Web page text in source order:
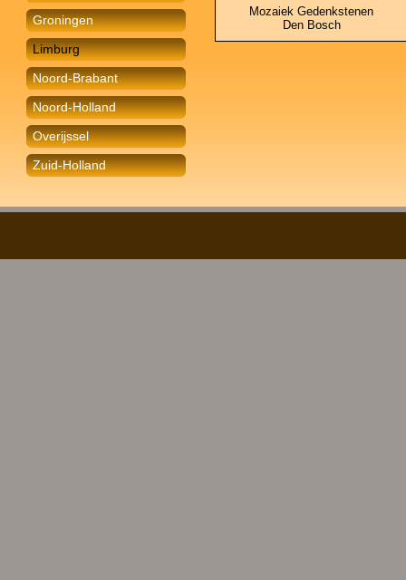
Groningen
Limburg
Noord-Brabant
Noord-Holland
Overijssel
Zuid-Holland
Mozaiek Gedenkstenen
Den Bosch